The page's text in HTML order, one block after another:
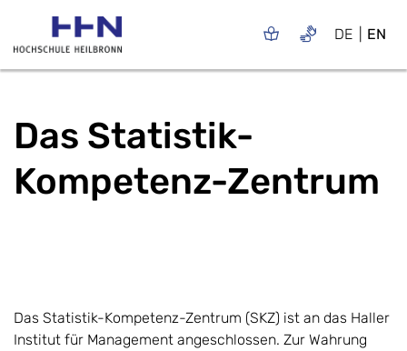
DE EN
Das Statistik-
Kompetenz-Zentrum
Das Statistik-Kompetenz-Zentrum (SKZ) ist an das Haller
Institut für Management angeschlossen. Zur Wahrung